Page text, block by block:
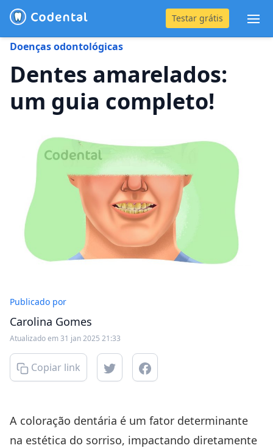
Testar grátis
(31) 4042-0882
Blog
Preço
Entrar
Doenças odontológicas
Dentes amarelados:
um guia completo!
Publicado por
Carolina Gomes
Atualizado em 31 jan 2025 21:33
Copiar link
A coloração dentária é um fator determinante
na estética do sorriso, impactando diretamente